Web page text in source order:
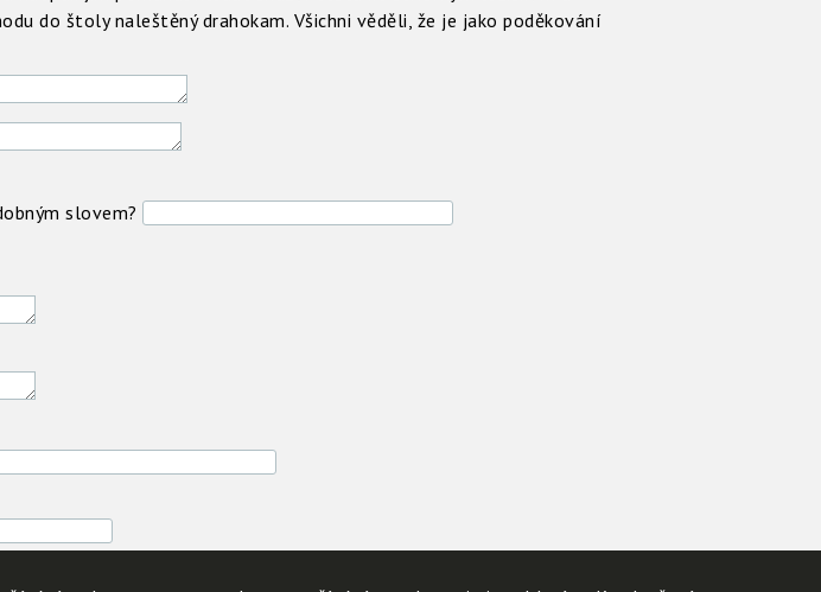
do štoly naleštěný drahokam. Všichni věděli, že je jako poděkování
slovem?